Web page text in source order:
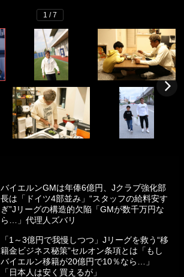
1 / 7
バイエルンGMは年俸6億円、Jクラブ強化部
長は「ドイツ4部並み」“スタッフの給料安す
ぎ”Jリーグの構造的欠陥「GMが数千万円な
ら…」代理人ズバリ
「1～3億円で我慢しつつ」Jリーグを救う“移
籍金ビジネス秘策”セルオン条項とは「もし
バイエルン移籍が20億円で10％なら…」
「日本人は安く買えるが」